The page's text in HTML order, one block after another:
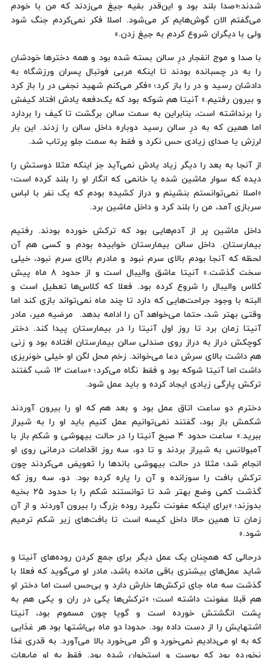
شدند؛«صدا بلند بود و این‌قدر بقیه جیغ می‌زدند که من با خودم
می‌گفتم الان گوش‌هایم کر می‌شود. اصلا فکر نمی‌کردم جنگ شود
ولی با دیگران شروع کردم به جیغ زدن.»
با صدا و موج انفجار درِ سالن بسته شده بود و همه دخترها خودشان
را به در چسبانده بودند تا اینکه مربی فوتبال پسران ورزشگاه به
دادشان رسید و در را باز کرد؛ «فکر می‌کنم شهید نجفی در را باز کرد
و بیرون رفتیم.» آنیتا هم شوکه بود که یک‌دفعه یادش افتاد کیفش
را برنداشته است، بنابراین به سمت سالن برگشت تا کیف را بردارد
اما همین که به درِ سالن رسید دوباره داخل سالن را زدند. این ‌بار
لرزش یا صدای زیادی حس نکرد و فقط به سمت جلو پرتاب شد.
از آنجا به بعد را دیگر زیاد یادش نمی‌آید جز اینکه مثلا دوستش را
دیده که سوار ماشین شده یا خانمی که انگار او را بلند کرده است؛
«اصلا نمی‌توانستم بنشینم و دراز کشیده بودم که یک نفر با لباس
سربازی آمد، من را بلند کرد و داخل ماشین برد.
داخل ماشین پر از آدم‌هایی بود که ترکش خورده بودند. رفتیم
بیمارستان. داخل سالن بیمارستان خوابیده بودم و کسی هم آن
لحظه که آنجا بودم بالای سرم نبود و مادرم بالای سرم نبود، خیلی
سخت گذشت.» آنیتا عاشق والیبال است و از حدود ۸ ماه پیش
کلاس والیبال را شروع کرده بود. فعلا که کلاس‌ها تعطیل است و
البته با وجود جراحت‌هایی که دارد تا چند ماه نمی‌تواند بازی کند اما
وقتی بهتر شد، حتما می‌خواهد آن را ادامه بدهد. مرضیه میر، مادر
آنیتا زمان برد تا روز اول آنیتا را در بیمارستان پیدا کند. دختر
کوچکش دراز به دراز روی صندلی سالن بیمارستان افتاده بود و زنی
هم داشت بالای سرش دعا می‌خواند. زخم محل لگن او خیلی خونریزی
داشت اما آنیتا شوکه بود و فقط نگاه می‌کرد؛ «ساعت ۱۲ شب گفتند
ترکش پارگی زیادی ایجاد کرده و باید عمل شود.
دخترم دو ساعت اتاق عمل بود و بعد هم که او را بیرون آوردند
شکمش باز بود، گفتند نمی‌توانیم عمل کنیم باید او را به شیراز
ببرید.» ساعت حدود ۴ صبح آنیتا را در حالت بیهوشی و شکم باز با
آمبولانس به شیراز بردند و تا دو، سه روز اقدامات درمانی روی او
انجام شد؛ مثلا در حالت بیهوشی باندها را تعویض می‌کردند چون
ترکش بافت را سوزانده و آن را پاره کرده بود. دو، سه روز که
گذشت کمی وضع بهتر شد تا توانستند شکم را با حدود ۲۵ بخیه
بدوزند؛ «برای اینکه عفونت نگیرد روده بزرگ را بیرون آوردند و از آن
زمان تا همین حالا داخل کیسه است تا بافت‌های زیر شکم ترمیم
شود.»
درحالی که همچنان یک عمل دیگر برای جمع کردن روده‌های آنیتا و
شاید عمل‌های بیشتری باقی مانده باشد، مادر او می‌گوید که فعلا با
گذشت سه ماه جای ترکش‌ها خارش دارد و بی‌حس است اما دختر او
هم قبلا عفونت داشته است؛ «ترکش‌ها یکی در ران و یکی هم به
پشت انگشتش خورده است و گویا چون مسموم بود، آنیتا
اشتهایش را از دست داده بود. حدودا دو ماه بی‌اشتها بود هر غذایی
که به او می‌دادیم نمی‌خورد و اگر می‌خورد بالا می‌آورد. به قدری غذا
نخورده بود که پوست و استخوان شده بود. فقط به او مایعات